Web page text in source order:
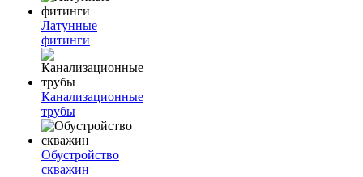
Латунные
фитинги
Канализационные
трубы
Обустройство
скважин